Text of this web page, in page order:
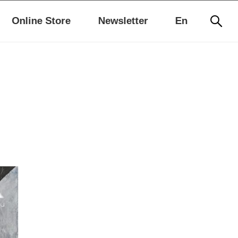
En
Online Store Newsletter